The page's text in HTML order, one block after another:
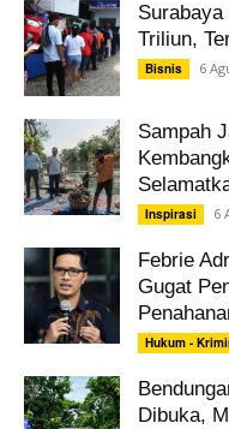
Triliun,
Bisnis 6
Sampah
Inspirasi 6
Febrie
Gugat
Hukum -
Dibuka,